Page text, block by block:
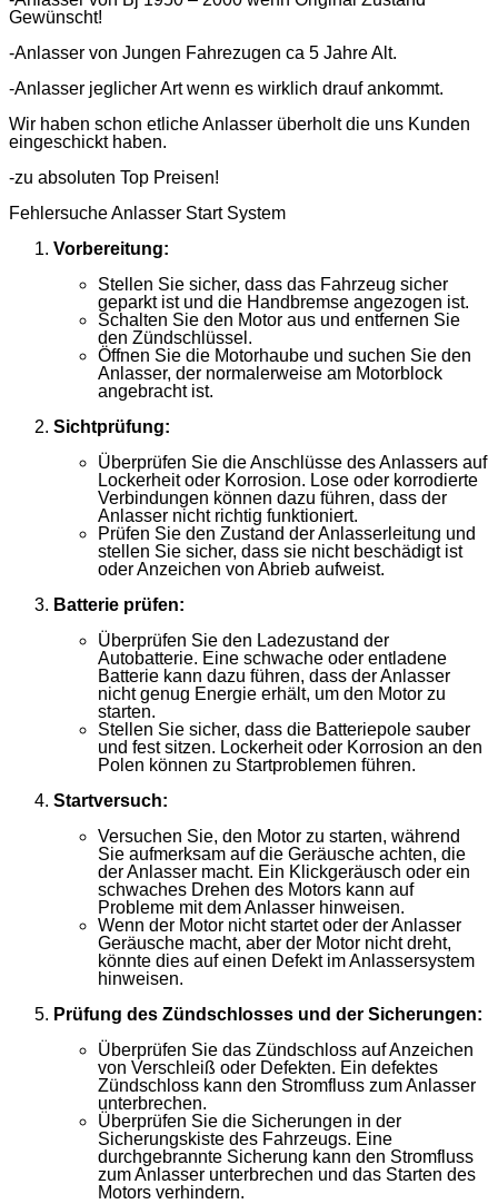
Gewünscht!
-Anlasser von Jungen Fahrezugen ca 5 Jahre Alt.
-Anlasser jeglicher Art wenn es wirklich drauf ankommt.
Wir haben schon etliche Anlasser überholt die uns Kunden
eingeschickt haben.
-zu absoluten Top Preisen!
Fehlersuche Anlasser Start System
Vorbereitung:
Stellen Sie sicher, dass das Fahrzeug sicher
geparkt ist und die Handbremse angezogen ist.
Schalten Sie den Motor aus und entfernen Sie
den Zündschlüssel.
Öffnen Sie die Motorhaube und suchen Sie den
Anlasser, der normalerweise am Motorblock
angebracht ist.
Sichtprüfung:
Überprüfen Sie die Anschlüsse des Anlassers auf
Lockerheit oder Korrosion. Lose oder korrodierte
Verbindungen können dazu führen, dass der
Anlasser nicht richtig funktioniert.
Prüfen Sie den Zustand der Anlasserleitung und
stellen Sie sicher, dass sie nicht beschädigt ist
oder Anzeichen von Abrieb aufweist.
Batterie prüfen:
Überprüfen Sie den Ladezustand der
Autobatterie. Eine schwache oder entladene
Batterie kann dazu führen, dass der Anlasser
nicht genug Energie erhält, um den Motor zu
starten.
Stellen Sie sicher, dass die Batteriepole sauber
und fest sitzen. Lockerheit oder Korrosion an den
Polen können zu Startproblemen führen.
Startversuch:
Versuchen Sie, den Motor zu starten, während
Sie aufmerksam auf die Geräusche achten, die
der Anlasser macht. Ein Klickgeräusch oder ein
schwaches Drehen des Motors kann auf
Probleme mit dem Anlasser hinweisen.
Wenn der Motor nicht startet oder der Anlasser
Geräusche macht, aber der Motor nicht dreht,
könnte dies auf einen Defekt im Anlassersystem
hinweisen.
Prüfung des Zündschlosses und der Sicherungen:
Überprüfen Sie das Zündschloss auf Anzeichen
von Verschleiß oder Defekten. Ein defektes
Zündschloss kann den Stromfluss zum Anlasser
unterbrechen.
Überprüfen Sie die Sicherungen in der
Sicherungskiste des Fahrzeugs. Eine
durchgebrannte Sicherung kann den Stromfluss
zum Anlasser unterbrechen und das Starten des
Motors verhindern.